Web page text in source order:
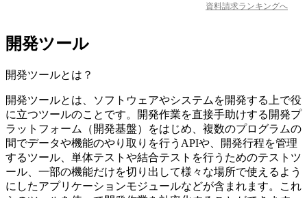
資料請求ランキングへ
開発ツール
開発ツールとは？
開発ツールとは、ソフトウェアやシステムを開発する上で役
に立つツールのことです。開発作業を直接手助けする開発プ
ラットフォーム（開発基盤）をはじめ、複数のプログラムの
間でデータや機能のやり取りを行うAPIや、開発行程を管理
するツール、単体テストや結合テストを行うためのテストツ
ール、一部の機能だけを切り出して様々な場所で使えるよう
にしたアプリケーションモジュールなどが含まれます。これ